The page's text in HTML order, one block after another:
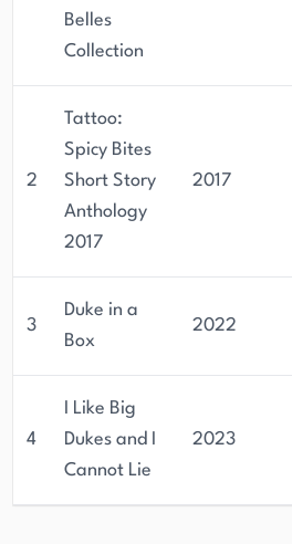
Belles
Collection
2
Tattoo:
Spicy Bites
Short Story
Anthology
2017
2017
3
Duke in a
Box
2022
4
I Like Big
Dukes and I
Cannot Lie
2023